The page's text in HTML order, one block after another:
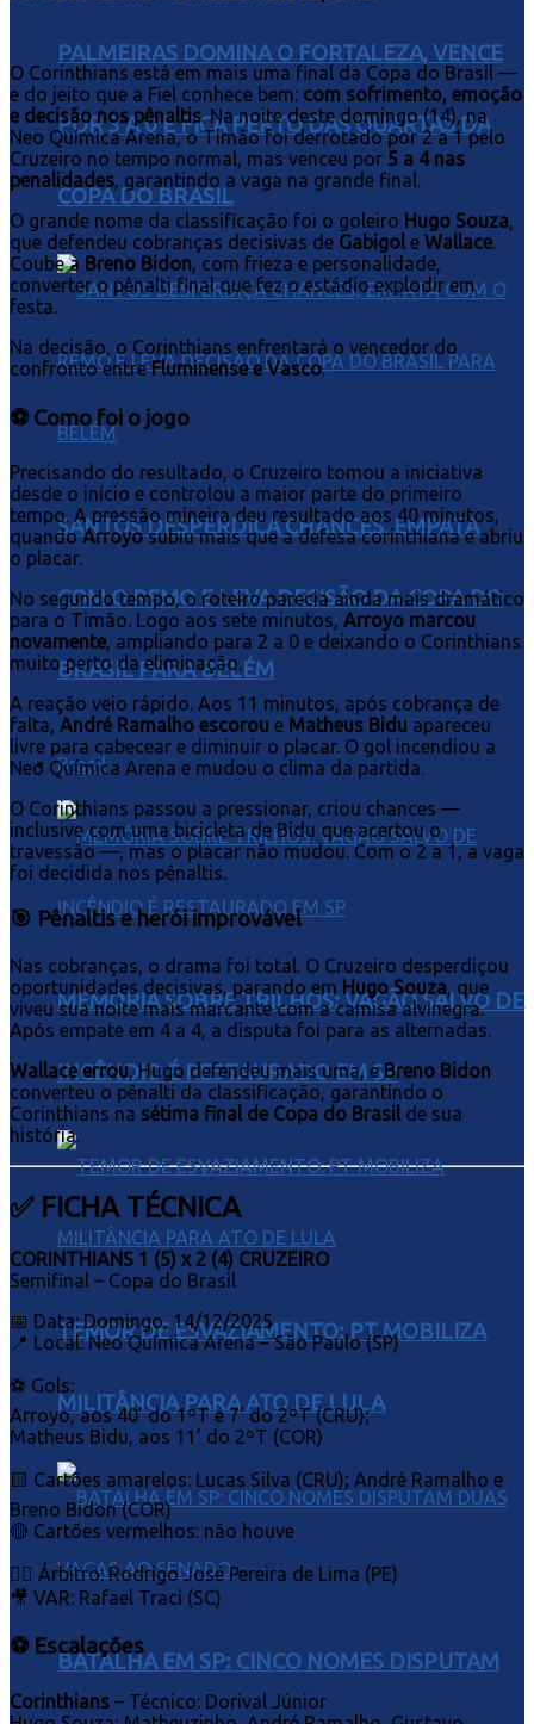
PALMEIRAS DOMINA O FORTALEZA, VENCE
POR 3 A 0 E FICA PERTO DAS QUARTAS DA
COPA DO BRASIL
SANTOS DESPERDIÇA CHANCES, EMPATA
COM O REMO E LEVA DECISÃO DA COPA DO
BRASIL PARA BELÉM
Brasil
MEMÓRIA SOBRE TRILHOS: VAGÃO SALVO DE
INCÊNDIO É RESTAURADO EM SP
TEMOR DE ESVAZIAMENTO: PT MOBILIZA
MILITÂNCIA PARA ATO DE LULA
BATALHA EM SP: CINCO NOMES DISPUTAM
O Corinthians está em mais uma final da Copa do Brasil —
e do jeito que a Fiel conhece bem: com sofrimento, emoção
e decisão nos pênaltis. Na noite deste domingo (14), na
Neo Química Arena, o Timão foi derrotado por 2 a 1 pelo
Cruzeiro no tempo normal, mas venceu por 5 a 4 nas
penalidades, garantindo a vaga na grande final.
O grande nome da classificação foi o goleiro Hugo Souza,
que defendeu cobranças decisivas de Gabigole Wallace.
Coube a Breno Bidon, com frieza e personalidade,
converter o pênalti final que fez o estádio explodir em
festa.
Na decisão, o Corinthians enfrentará o vencedor do
confronto entreFluminense e Vasco.
⚽ Como foi o jogo
Precisando do resultado, o Cruzeiro tomou a iniciativa
desde o início e controlou a maior parte do primeiro
tempo. A pressão mineira deu resultado aos 40 minutos,
quandoArroyosubiu mais que a defesa corinthiana e abriu
o placar.
No segundo tempo, o roteiro parecia ainda mais dramático
para o Timão. Logo aos sete minutos, Arroyo marcou
novamente, ampliando para 2 a 0 e deixando o Corinthians
muito perto da eliminação.
A reação veio rápido. Aos 11 minutos, após cobrança de
falta, André Ramalho escorou e Matheus Bidu apareceu
livre para cabecear e diminuir o placar. O gol incendiou a
Neo Química Arena e mudou o clima da partida.
O Corinthians passou a pressionar, criou chances —
inclusive com uma bicicleta de Bidu que acertou o
travessão —, mas o placar não mudou. Com o 2 a 1, a vaga
foi decidida nos pênaltis.
🎯 Pênaltis e herói improvável
Nas cobranças, o drama foi total. O Cruzeiro desperdiçou
oportunidades decisivas, parando em Hugo Souza, que
viveu sua noite mais marcante com a camisa alvinegra.
Após empate em 4 a 4, a disputa foi para as alternadas.
Wallace errou, Hugo defendeu mais uma, eBreno Bidon
converteu o pênalti da classificação, garantindo o
Corinthians na sétima final de Copa do Brasilde sua
história.
✅ FICHA TÉCNICA
CORINTHIANS 1 (5) x 2 (4) CRUZEIRO
Semifinal – Copa do Brasil
📅 Data: Domingo, 14/12/2025
📍 Local: Neo Química Arena – São Paulo (SP)
⚽ Gols:
Arroyo, aos 40’ do 1ºT e 7’ do 2ºT (CRU);
Matheus Bidu, aos 11’ do 2ºT (COR)
🟨 Cartões amarelos: Lucas Silva (CRU); André Ramalho e
Breno Bidon (COR)
🔴 Cartões vermelhos: não houve
👨‍⚖️ Árbitro: Rodrigo José Pereira de Lima (PE)
🎥 VAR: Rafael Traci (SC)
⚽ Escalações
Corinthians – Técnico: Dorival Júnior